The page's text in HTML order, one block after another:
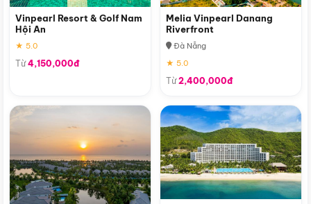
Vinpearl Resort & Golf Nam
Hội An
★ 5.0
Từ4,150,000đ
Melia Vinpearl Danang
Riverfront
Đà Nẵng
★ 5.0
Từ2,400,000đ